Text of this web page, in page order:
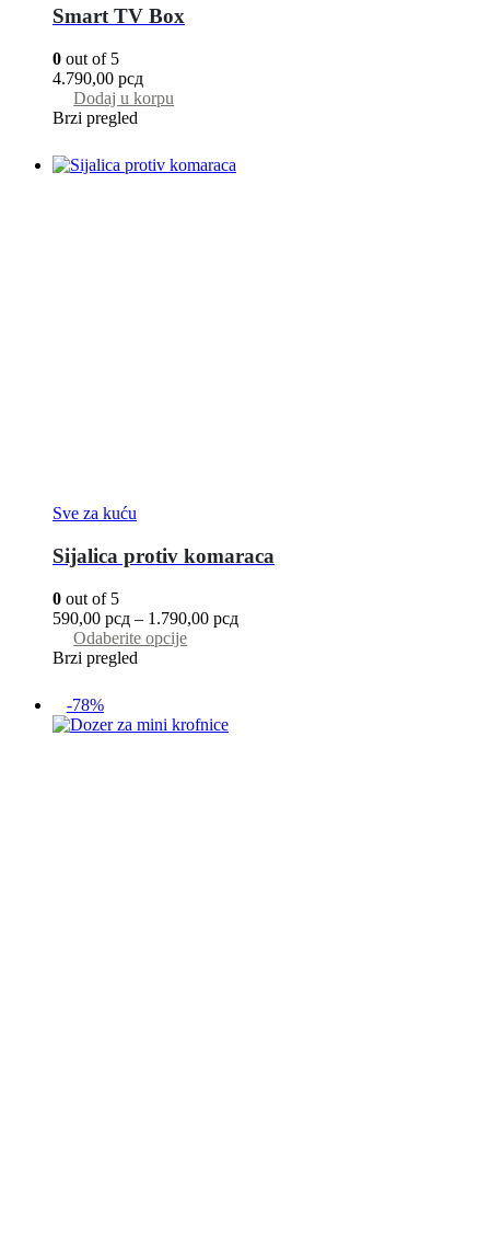
Smart TV Box
0 out of 5
4.790,00 рсд
Dodaj u korpu
Brzi pregled
Sve za kuću
Sijalica protiv komaraca
0 out of 5
590,00 рсд – 1.790,00 рсд
Odaberite opcije
Brzi pregled
-78%